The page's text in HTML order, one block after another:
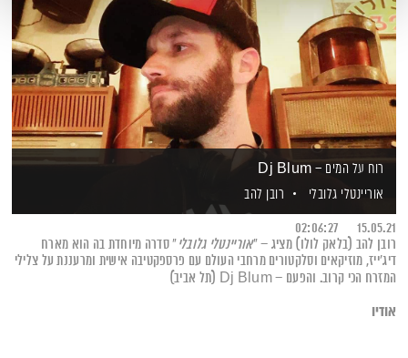
רוח על המים – Dj Blum
אוריינטלי גלובלי
רובן להב
15.05.21
02:06:27
רובן להב (בלאק לולו) מציג – "אוריינטלי גלובלי" סדרה מיוחדת בה הוא מארח
דיג'ייז, מוזיקאים וסלקטורים מרחבי העולם עם פרספקטיבה אישית ומרעננת על צלילי
המזרח הכי קרוב. והפעם – Dj Blum (תל אביב)
אודיו